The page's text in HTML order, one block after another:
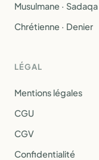
Musulmane · Sadaqa
Chrétienne · Denier
LÉGAL
Mentions légales
CGU
CGV
Confidentialité